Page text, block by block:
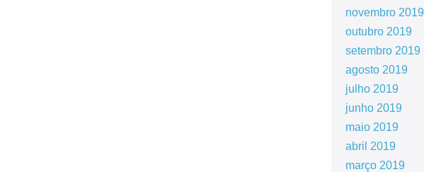
novembro 2019
outubro 2019
setembro 2019
agosto 2019
julho 2019
junho 2019
maio 2019
abril 2019
março 2019